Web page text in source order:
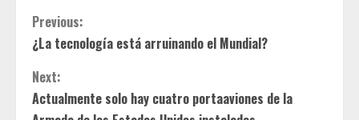
C
o
n
Previous:
¿La tecnología está arruinando el Mundial?
Next:
Actualmente solo hay cuatro portaaviones de la